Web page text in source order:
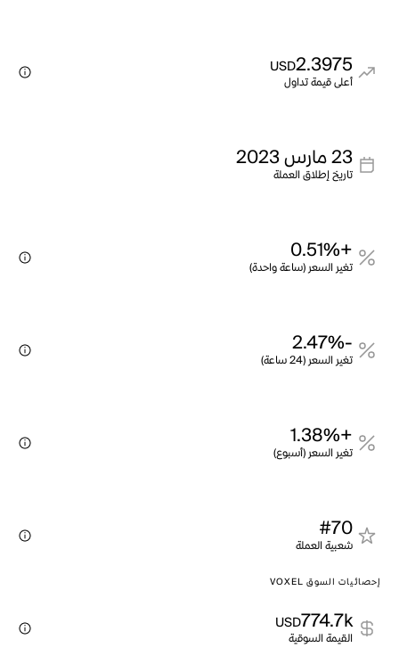
2.3975
USD
أعلى قيمة تداول
23 مارس 2023
تاريخ إطلاق العملة
+0.51%
تغير السعر (ساعة واحدة)
-2.47%
تغير السعر (24 ساعة)
+1.38%
تغير السعر (أسبوع)
#70
شعبية العملة
إحصائيات السوق VOXEL
774.7k
USD
القيمة السوقية